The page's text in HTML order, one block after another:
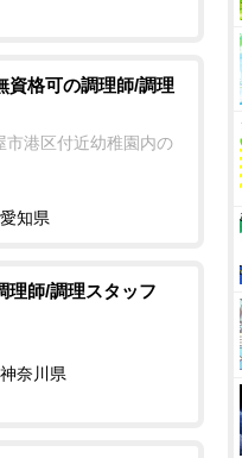
資格可の調理師/調理
市港区付近幼稚園内の
知県
理師/調理スタッフ
奈川県